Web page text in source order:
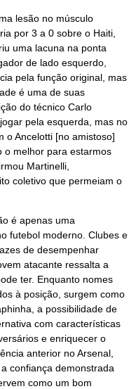
lesão no músculo
por 3 a 0 sobre o Haiti,
uma lacuna na ponta
de lado esquerdo,
pela função original, mas
é uma de suas
do técnico Carlo
pela esquerda, mas no
o Ancelotti [no amistoso]
o melhor para estarmos
Martinelli,
coletivo que permeiam o
é apenas uma
futebol moderno. Clubes e
de desempenhar
atacante ressalta a
ter. Enquanto nomes
à posição, surgem como
a possibilidade de
com características
e enriquecer o
anterior no Arsenal,
confiança demonstrada
como um bom